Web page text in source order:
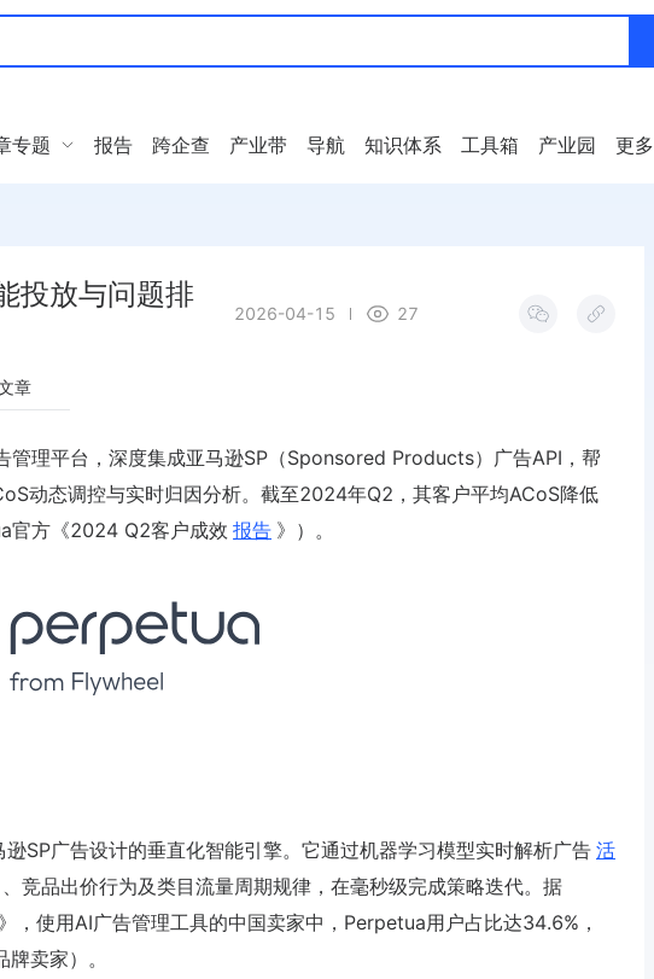
专题 报告 跨企查 产业带 导航 知识体系 工具箱 产业园 更多
投放与问题排
2026-04-15 27
章
管理平台，深度集成亚马逊SP（Sponsored Products）广告API，帮
动态调控与实时归因分析。截至2024年Q2，其客户平均ACoS降低
官方《2024 Q2客户成效 报告 》）。
逊SP广告设计的垂直化智能引擎。它通过机器学习模型实时解析广告 活
竞品出价行为及类目流量周期规律，在毫秒级完成策略迭代。据
使用AI广告管理工具的中国卖家中，Perpetua用户占比达34.6%，
卖家）。